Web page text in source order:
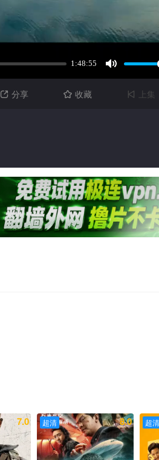
 分享  收藏  上集
7.0 超清 8.0 超清